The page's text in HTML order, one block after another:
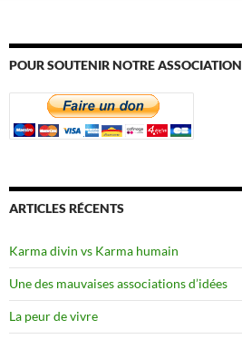
POUR SOUTENIR NOTRE ASSOCIATION
ARTICLES RÉCENTS
Karma divin vs Karma humain
Une des mauvaises associations d’idées
La peur de vivre